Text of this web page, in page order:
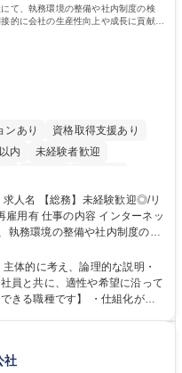
て、執務環境の整備や社内制度の検
的に会社の生産性向上や成長に貢献し
ンあり
資格取得支援あり
内
未経験者歓迎
内 土日祝休み 服装自由
ンターネッ
執務環境の整備や社内制度の検
、間接的に会社の生産性向上
ンテナンスや維持管理に加え、
会社全体を巻き込み課題解決
パスを描くことも可能です。
/世界で唯一の事業/福利厚生◎/
体的に考え、論理的な説明・
員と共に、適性や希望に沿って
【魅力】■自己啓発支援：資格
円まで）を補助 ■住宅手当：家
社